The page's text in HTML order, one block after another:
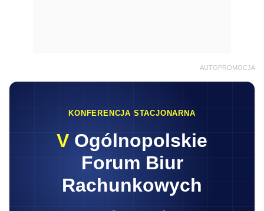
AUTOPROMOCJA
KONFERENCJA STACJONARNA
V Ogólnopolskie
Forum Biur
Rachunkowych